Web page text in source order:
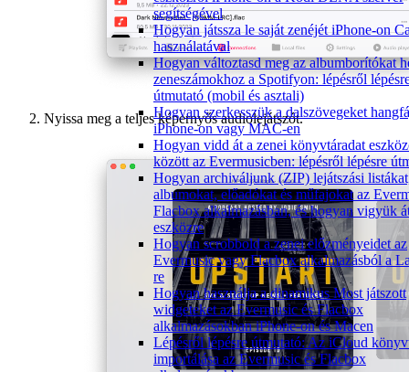
segítségével
Hogyan játssza le saját zenéjét iPhone-on
használatával
Hogyan változtasd meg az albumborítókat
zeneszámokhoz a Spotifyon: lépésről
útmutató (mobil és asztali)
Hogyan szerkesszük a dalszövegeket
iPhone-on vagy MAC-en
Hogyan vidd át a zenei könyvtáradat
között az Evermusicben: lépésről lépésre
Hogyan archiváljunk (ZIP) lejátszási
albumokat, előadókat és műfajokat az
Flacbox alkalmazásban, és hogyan vigyük
eszközre
Hogyan scrobbold a zenei előzményeidet az
Evermusic vagy Flacbox alkalmazásból a
re
Hogyan használja a dinamikus Most játszott
widgeteket az Evermusic és Flacbox
alkalmazásokban iPhone-on és Macen
Lépésről lépésre útmutató: Az iCloud
importálása az Evermusic és Flacbox
Nyissa meg a teljes képernyős audiolejátszót.